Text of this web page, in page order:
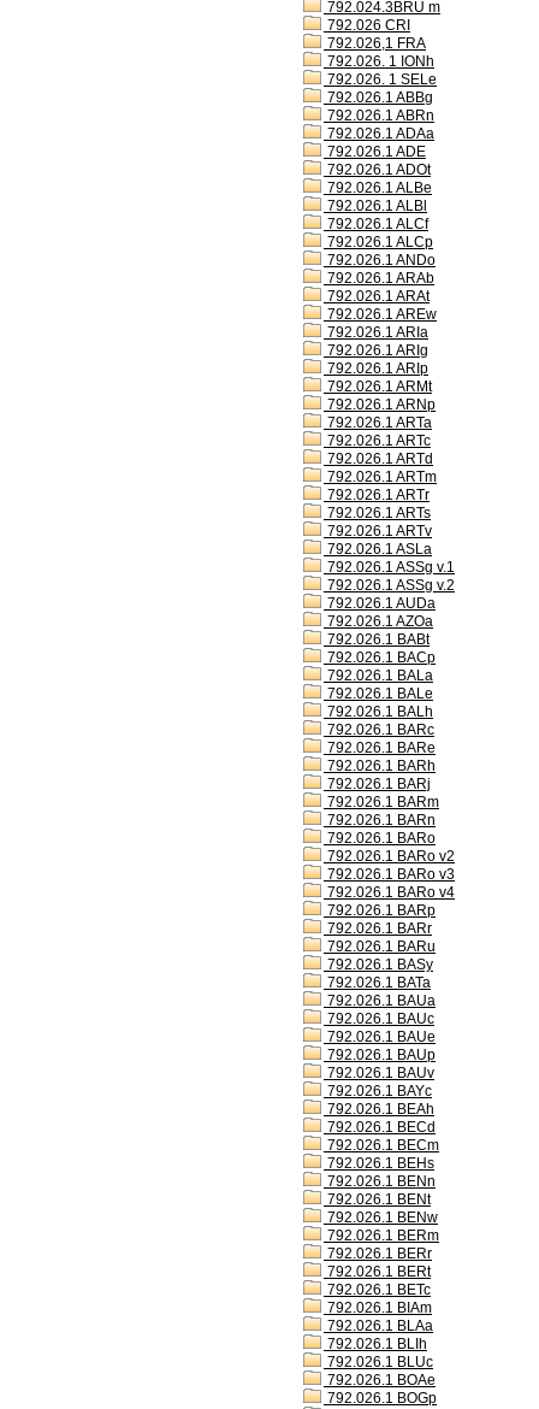
792.024.3BRU m
792.026 CRI
792.026,1 FRA
792.026. 1 IONh
792.026. 1 SELe
792.026.1 ABBg
792.026.1 ABRn
792.026.1 ADAa
792.026.1 ADE
792.026.1 ADOt
792.026.1 ALBe
792.026.1 ALBl
792.026.1 ALCf
792.026.1 ALCp
792.026.1 ANDo
792.026.1 ARAb
792.026.1 ARAt
792.026.1 AREw
792.026.1 ARIa
792.026.1 ARIg
792.026.1 ARIp
792.026.1 ARMt
792.026.1 ARNp
792.026.1 ARTa
792.026.1 ARTc
792.026.1 ARTd
792.026.1 ARTm
792.026.1 ARTr
792.026.1 ARTs
792.026.1 ARTv
792.026.1 ASLa
792.026.1 ASSg v.1
792.026.1 ASSg v.2
792.026.1 AUDa
792.026.1 AZOa
792.026.1 BABt
792.026.1 BACp
792.026.1 BALa
792.026.1 BALe
792.026.1 BALh
792.026.1 BARc
792.026.1 BARe
792.026.1 BARh
792.026.1 BARj
792.026.1 BARm
792.026.1 BARn
792.026.1 BARo
792.026.1 BARo v2
792.026.1 BARo v3
792.026.1 BARo v4
792.026.1 BARp
792.026.1 BARr
792.026.1 BARu
792.026.1 BASy
792.026.1 BATa
792.026.1 BAUa
792.026.1 BAUc
792.026.1 BAUe
792.026.1 BAUp
792.026.1 BAUv
792.026.1 BAYc
792.026.1 BEAh
792.026.1 BECd
792.026.1 BECm
792.026.1 BEHs
792.026.1 BENn
792.026.1 BENt
792.026.1 BENw
792.026.1 BERm
792.026.1 BERr
792.026.1 BERt
792.026.1 BETc
792.026.1 BIAm
792.026.1 BLAa
792.026.1 BLIh
792.026.1 BLUc
792.026.1 BOAe
792.026.1 BOGp